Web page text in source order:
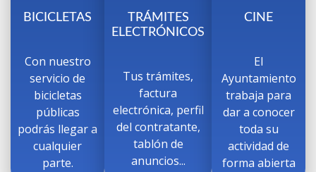
BICICLETAS
Con nuestro
servicio de
bicicletas
públicas
podrás llegar a
cualquier
parte.
TRÁMITES
ELECTRÓNICOS
Tus trámites,
factura
electrónica, perfil
del contratante,
tablón de
anuncios...
CINE
El
Ayuntamiento
trabaja para
dar a conocer
toda su
actividad de
forma abierta